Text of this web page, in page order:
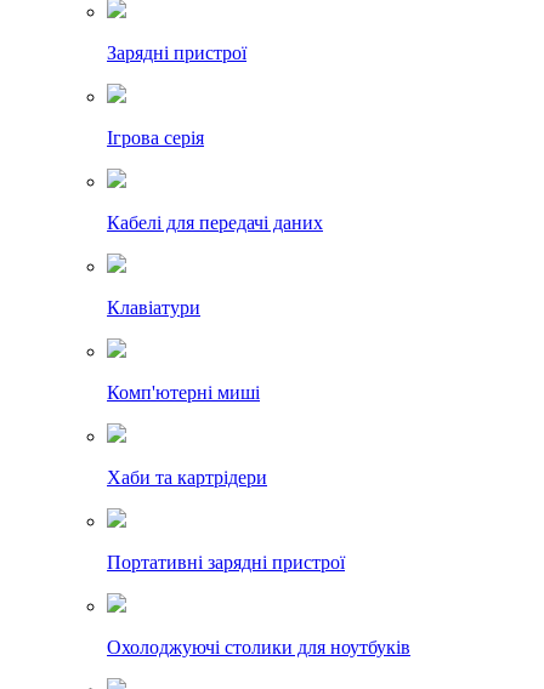
Зарядні пристрої
Ігрова серія
Кабелі для передачі даних
Клавіатури
Комп'ютерні миші
Хаби та картрідери
Портативні зарядні пристрої
Охолоджуючі столики для ноутбуків